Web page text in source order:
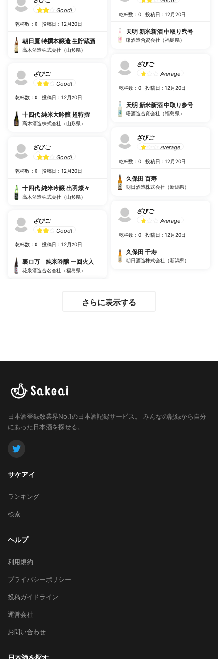
Good!
乾杯数：0 投稿日：12月20日
朝日鷹 特撰本醸造 生貯蔵酒
高木酒造株式会社（山形県）
ざびご
Good!
乾杯数：0 投稿日：12月20日
十四代 純米大吟醸 超特撰
高木酒造株式会社（山形県）
ざびご
Good!
乾杯数：0 投稿日：12月20日
十四代 純米吟醸 出羽燦々
高木酒造株式会社（山形県）
ざびご
Good!
乾杯数：0 投稿日：12月20日
裏ロ万 純米吟醸 一回火入
花泉酒造合名会社（福島県）
乾杯数：0 投稿日：12月20日
天明 新米新酒 中取り弐号
曙酒造合資会社（福島県）
ざびご
Average
乾杯数：0 投稿日：12月20日
天明 新米新酒 中取り参号
曙酒造合資会社（福島県）
ざびご
Average
乾杯数：0 投稿日：12月20日
久保田 百寿
朝日酒造株式会社（新潟県）
ざびご
Average
乾杯数：0 投稿日：12月20日
久保田 千寿
朝日酒造株式会社（新潟県）
さらに表示する
日本酒登録数業界No.1の日本酒記録サービス。
みんなの記録から自分
にあった日本酒を探せる。
サケアイ
ランキング
検索
ヘルプ
利用規約
プライバシーポリシー
投稿ガイドライン
運営会社
お問い合わせ
日本酒を探す